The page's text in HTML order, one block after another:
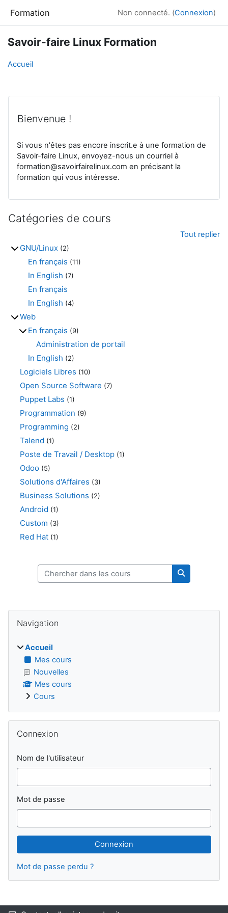
Formation Non connecté. (Connexion)
Savoir-faire Linux Formation
Accueil
Bienvenue !
Si vous n'êtes pas encore inscrit.e à une formation de
Savoir-faire Linux, envoyez-nous un courriel à
formation@savoirfairelinux.com en précisant la
formation qui vous intéresse.
Catégories de cours
Tout replier
GNU/Linux (2)
En français (11)
In English (7)
En français
In English (4)
Web
En français (9)
Administration de portail
In English (2)
Logiciels Libres (10)
Open Source Software (7)
Puppet Labs (1)
Programmation (9)
Programming (2)
Talend (1)
Poste de Travail / Desktop (1)
Odoo (5)
Solutions d'Affaires (3)
Business Solutions (2)
Android (1)
Custom (3)
Red Hat (1)
Chercher dans les cours
Chercher
Blocs
Navigation
Accueil
Mes cours
Nouvelles
Mes cours
Cours
Connexion
Nom de l'utilisateur
Mot de passe
Mot de passe perdu ?
Blocs supplémentaires